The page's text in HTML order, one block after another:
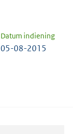
Datum indiening
05-08-2015